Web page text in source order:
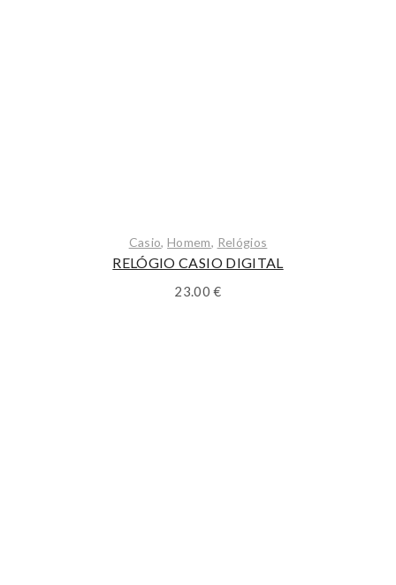
Casio,Homem, Relógios
RELÓGIO CASIO DIGITAL
23.00€